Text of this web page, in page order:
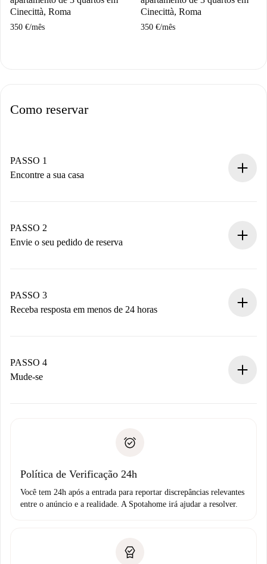
Cinecittà, Roma
350 €/mês
Cinecittà, Roma
350 €/mês
Como reservar
PASSO 1
Encontre a sua casa
Você tem todas as informações necessárias
antecipadamente.
PASSO 2
Envie o seu pedido de reserva
Não cobramos nada até que o proprietário confirme.
PASSO 3
Receba resposta em menos de 24 horas
proprietário.
Se recusada: não cobraremos nada e ofereceremos
Débito direto bancário
PASSO 4
Mude-se
não comunicar nenhum problema.
Política de Verificação 24h
Você tem 24h após a entrada para reportar discrepâncias relevantes
entre o anúncio e a realidade. A Spotahome irá ajudar a resolver.